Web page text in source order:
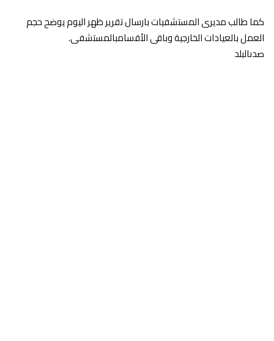
كما طالب مديرى المستشفيات بارسالتقريرظهر اليوم يوضح حجم
العمل بالعيادات الخارجية وباقى الأقسامبالمستشفى.
صدىالبلد